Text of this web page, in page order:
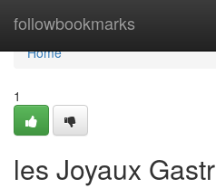
followbookmarks
Home
Home
1
les Joyaux